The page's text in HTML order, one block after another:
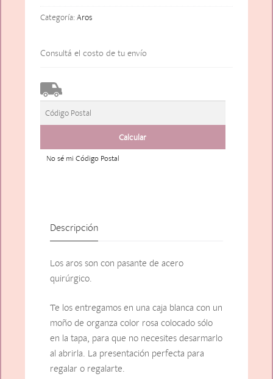
Categoría: Aros
Consultá el costo de tu envío
No sé mi Código Postal
Descripción
Los aros son con pasante de acero
quirúrgico.
Te los entregamos en una caja blanca con un
moño de organza color rosa colocado sólo
en la tapa, para que no necesites desarmarlo
al abrirla. La presentación perfecta para
regalar o regalarte.